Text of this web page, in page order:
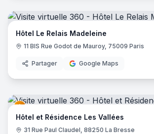
Hôtel Le Relais Madeleine
11 BIS Rue Godot de Mauroy, 75009 Paris
Partager Google Maps
Hôtel et Résidence Les Vallées
31 Rue Paul Claudel, 88250 La Bresse